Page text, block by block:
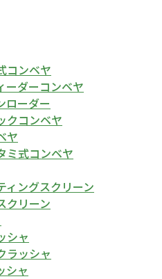
コンベヤ
ーダーコンベヤ
ローダー
クコンベヤ
ヤ
ミ式コンベヤ
ィングスクリーン
クリーン
シャ
ラッシャ
シャ